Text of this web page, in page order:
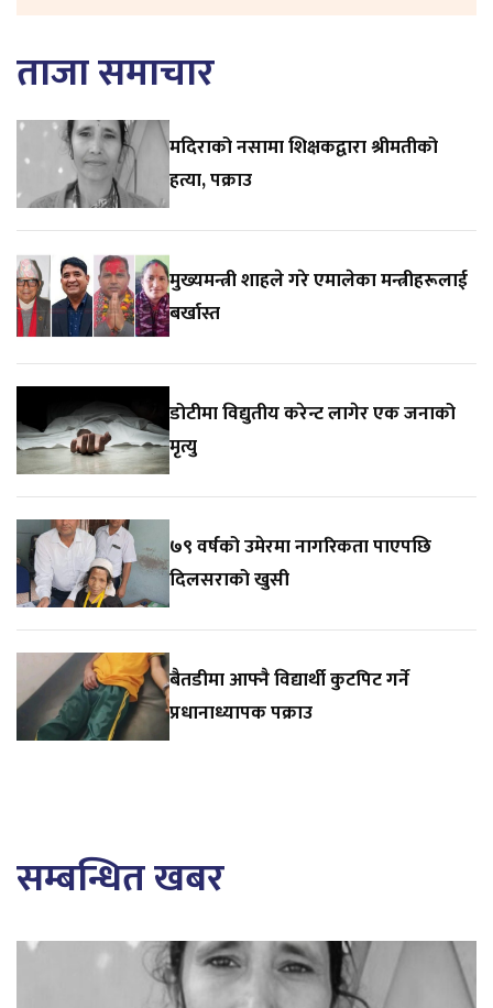
ताजा समाचार
मदिराको नसामा शिक्षकद्वारा श्रीमतीको
हत्या, पक्राउ
मुख्यमन्त्री शाहले गरे एमालेका मन्त्रीहरूलाई
बर्खास्त
डोटीमा विद्युतीय करेन्ट लागेर एक जनाको
मृत्यु
७९ वर्षको उमेरमा नागरिकता पाएपछि
दिलसराको खुसी
बैतडीमा आफ्नै विद्यार्थी कुटपिट गर्ने
प्रधानाध्यापक पक्राउ
सम्बन्धित खबर